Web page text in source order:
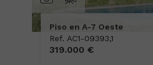
Piso en A-7 Oeste
Ref. AC1-09393,1
319.000 €